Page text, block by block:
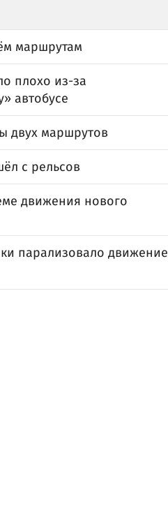
маршрутам
плохо из-за
автобусе
двух маршрутов
с рельсов
движения нового
парализовало движение